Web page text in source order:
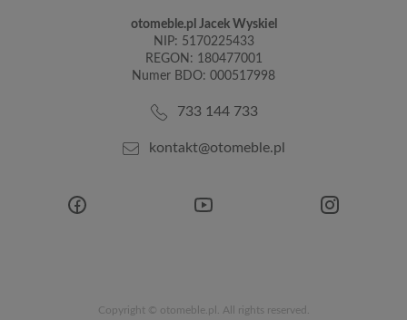
otomeble.pl Jacek Wyskiel
NIP: 5170225433
REGON: 180477001
Numer BDO: 000517998
733 144 733
kontakt@otomeble.pl
Copyright © otomeble.pl. All rights reserved.